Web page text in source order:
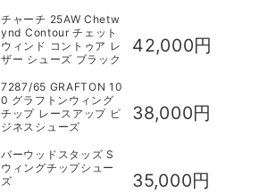
チャーチ 25AW Chetw
ynd Contour チェット
ウィンド コントゥア レ
ザー シューズ ブラック
42,000円
7287/65 GRAFTON 10
0 グラフトンウィング
チップ レースアップ ビ
ジネスシューズ
38,000円
バーウッドスタッズ S
ウィングチップシュー
ズ
35,000円